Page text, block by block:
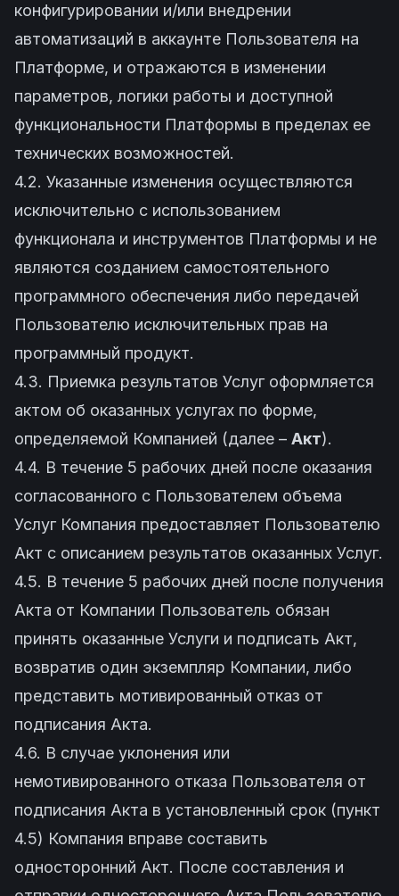
конфигурировании и/или внедрении
автоматизаций в аккаунте Пользователя на
Платформе, и отражаются в изменении
параметров, логики работы и доступной
функциональности Платформы в пределах ее
технических возможностей.
4.2. Указанные изменения осуществляются
исключительно с использованием
функционала и инструментов Платформы и не
являются созданием самостоятельного
программного обеспечения либо передачей
Пользователю исключительных прав на
программный продукт.
4.3. Приемка результатов Услуг оформляется
актом об оказанных услугах по форме,
определяемой Компанией (далее – Акт).
4.4. В течение 5 рабочих дней после оказания
согласованного с Пользователем объема
Услуг Компания предоставляет Пользователю
Акт с описанием результатов оказанных Услуг.
4.5. В течение 5 рабочих дней после получения
Акта от Компании Пользователь обязан
принять оказанные Услуги и подписать Акт,
возвратив один экземпляр Компании, либо
представить мотивированный отказ от
подписания Акта.
4.6. В случае уклонения или
немотивированного отказа Пользователя от
подписания Акта в установленный срок (пункт
4.5) Компания вправе составить
односторонний Акт. После составления и